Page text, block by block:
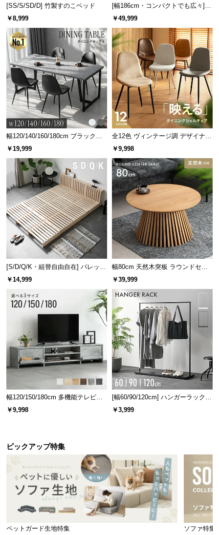
[SS/S/SD/D] 竹製すのこベッド
￥8,999
[幅186cm・コンパクトでも広々] 3
人掛けソファベッド リクライニン
グ 天然木フレーム 北欧
￥49,999
幅120/140/160/180cm ブラックフ
レーム ダイニング 大理石調 4人掛
￥19,999
全12色 ヴィンテージ調 デザイナー
ズシェルチェア
￥9,998
[S/D/Q/K・組替自由自在] パレット
ベッド 8/12/16枚セット
￥14,999
幅80cm 天然木突板 ラウンドセン
ターテーブル 美しい格子デザイン
￥39,999
幅120/150/180cm 多機能テレビボ
ード 木目/石目調 オープン収納・
￥9,998
[幅60/90/120cm] ハンガーラック
スチール 4段階高さ調節 サイドフ
￥3,999
ピックアップ特集
ペットガード生地特集 ソファ特集